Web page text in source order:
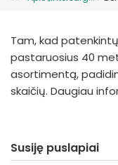
Tam, kad
pastaruosius 40
asortimentą,
skaičių. Daugiau
Susiję puslapiai